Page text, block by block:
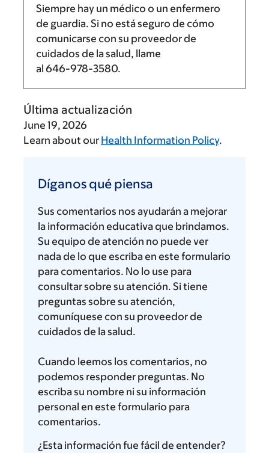
Siempre hay un médico o un enfermero
de guardia. Si no está seguro de cómo
comunicarse con su proveedor de
cuidados de la salud, llame
al 646-978-3580.
Última actualización
June 19, 2026
Learn about our Health Information Policy.
qué
piensa
Díganos qué piensa
Sus comentarios nos ayudarán a mejorar
la información educativa que brindamos.
Su equipo de atención no puede ver
nada de lo que escriba en este formulario
para comentarios. No lo use para
consultar sobre su atención. Si tiene
preguntas sobre su atención,
comuníquese con su proveedor de
cuidados de la salud.
Cuando leemos los comentarios, no
podemos responder preguntas. No
escriba su nombre ni su información
personal en este formulario para
comentarios.
¿Esta información fue fácil de entender?